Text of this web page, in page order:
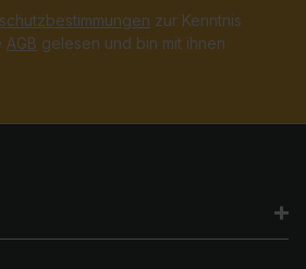
zur Kenntnis
AGB gelesen und bin mit ihnen